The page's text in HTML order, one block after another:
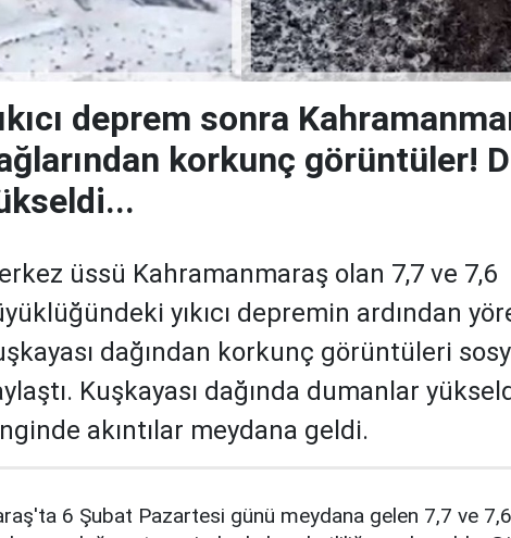
deprem sonra
korkunç görüntüler!
üssü Kahramanmaraş olan 7,7 ve 7,6
yıkıcı depremin ardından
dağından korkunç görüntüleri
Kuşkayası dağında dumanlar
akıntılar meydana geldi.
6 Şubat Pazartesi günü meydana gelen 7,7 ve